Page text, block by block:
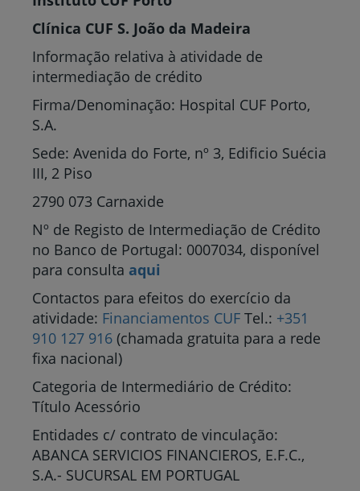
Clínica CUF S. João da Madeira
Informação relativa à atividade de
intermediação de crédito
Firma/Denominação: Hospital CUF Porto,
S.A.
Sede: Avenida do Forte, nº 3, Edificio Suécia
III, 2 Piso
2790 073 Carnaxide
Nº de Registo de Intermediação de Crédito
no Banco de Portugal: 0007034, disponível
para consulta aqui
Contactos para efeitos do exercício da
atividade: Financiamentos CUF Tel.: +351
910 127 916 (chamada gratuita para a rede
fixa nacional)
Categoria de Intermediário de Crédito:
Título Acessório
Entidades c/ contrato de vinculação:
ABANCA SERVICIOS FINANCIEROS, E.F.C.,
S.A.- SUCURSAL EM PORTUGAL